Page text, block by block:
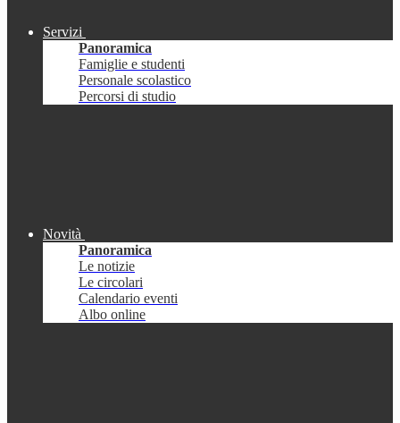
Servizi
Panoramica
Famiglie e studenti
Personale scolastico
Percorsi di studio
Novità
Panoramica
Le notizie
Le circolari
Calendario eventi
Albo online